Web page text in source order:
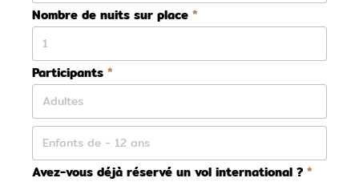
Nombre de nuits sur place
Participants
Avez-vous déjà réservé un vol international ?